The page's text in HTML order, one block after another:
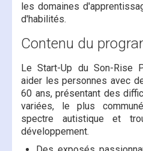
les domaines
d'habilités.
Contenu du
Le Start-Up du Son-Rise
aider les personnes avec
60 ans, présentant des
variées, le plus
spectre autistique et
développement.